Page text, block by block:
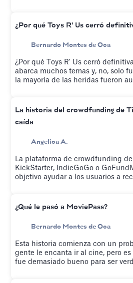
¿Por qué Toys R' Us cerró
Bernardo Montes de Oca
¿Por qué Toys R' Us cerró
abarca muchos temas y, no, solo
la mayoría de las heridas fueron
La historia del crowdfunding de
caída
Angelica A.
La plataforma de crowdfunding
KickStarter, IndieGoGo o
objetivo ayudar a los usuarios a
¿Qué le pasó a MoviePass?
Bernardo Montes de Oca
Esta historia comienza con un
gente le encanta ir al cine, pero es
fue demasiado bueno para ser